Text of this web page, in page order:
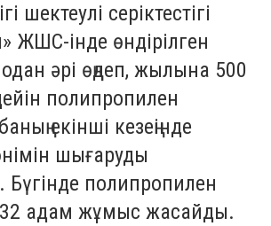
шектеулі серіктестігі
ЖШС-інде өндірілген
әрі өңдеп, жылына 500
полипропилен
екінші кезеңінде
шығаруды
Бүгінде полипропилен
адам жұмыс жасайды.